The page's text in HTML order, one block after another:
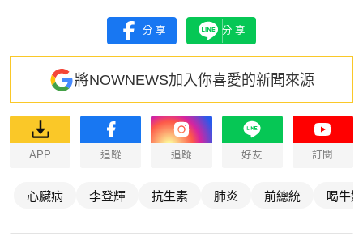
分享 分享
將NOWNEWS加入你喜愛的新聞來源
APP 追蹤 追蹤 好友 訂閱
心臟病 李登輝 抗生素 肺炎 前總統 喝牛奶